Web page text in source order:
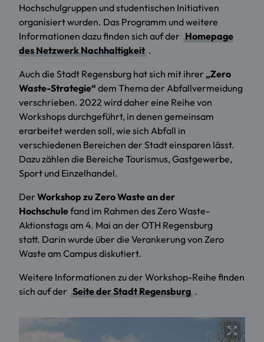
Hochschulgruppen und studentischen Initiativen
organisiert wurden. Das Programm und weitere
Informationen dazu finden sich auf der Homepage
des Netzwerk Nachhaltigkeit .
Auch die Stadt Regensburg hat sich mit ihrer „Zero
Waste-Strategie“ dem Thema der Abfallvermeidung
verschrieben. 2022 wird daher eine Reihe von
Workshops durchgeführt, in denen gemeinsam
erarbeitet werden soll, wie sich Abfall in
verschiedenen Bereichen der Stadt einsparen lässt.
Dazu zählen die Bereiche Tourismus, Gastgewerbe,
Sport und Einzelhandel.
Der Workshop zu Zero Waste an der
Hochschulefand im Rahmen des Zero Waste-
Aktionstags am 4. Mai an der OTH Regensburg
statt. Darin wurde über die Verankerung von Zero
Waste am Campus diskutiert.
Weitere Informationen zu der Workshop-Reihe finden
sich auf der Seite der Stadt Regensburg .